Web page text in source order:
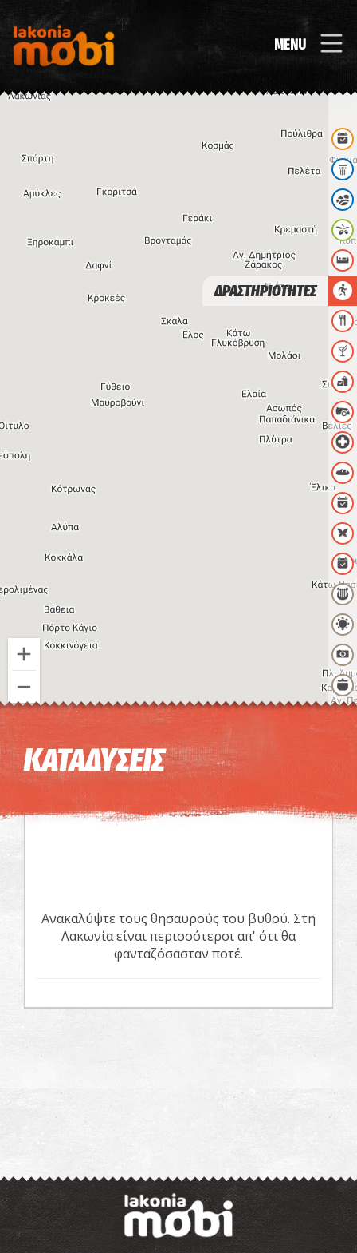
MENU
Η εικόνα ενδέχεται να υπόκειται σε πνευματικά δικαιώματα Όροι
ΔΡΑΣΤΗΡΙΟΤΗΤΕΣ
ΚΑΤΑΔΥΣΕΙΣ
Ανακαλύψτε τους θησαυρούς του βυθού. Στη
Λακωνία είναι περισσότεροι απ' ότι θα
φανταζόσασταν ποτέ.